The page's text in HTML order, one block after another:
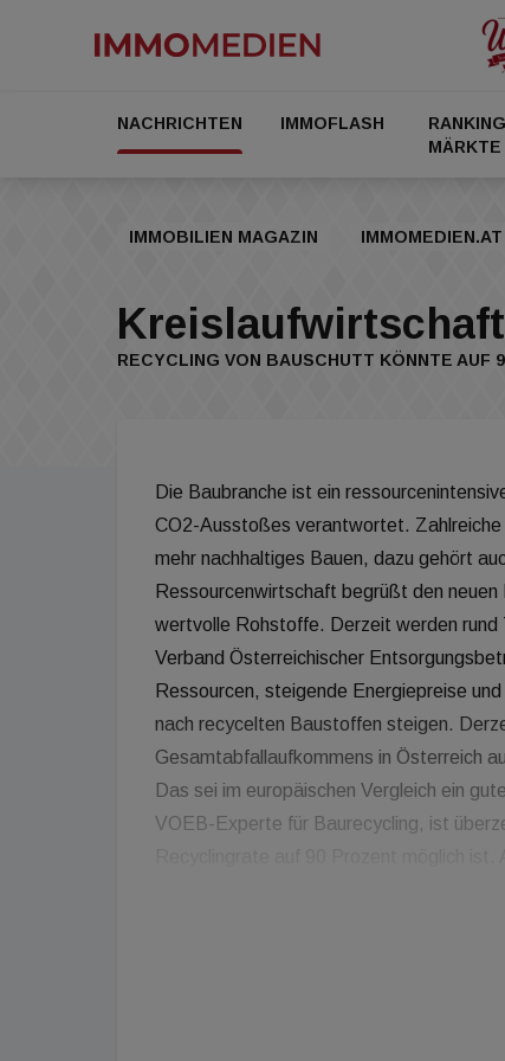
NACHRICHTEN IMMOFLASH
MÄRKTE
IMMOBILIEN MAGAZIN IMMOMEDIEN.AT
RECYCLING VON BAUSCHUTT KÖNNTE AUF
Die Baubranche ist ein
CO2-Ausstoßes verantwortet.
mehr nachhaltiges Bauen, dazu gehört
Ressourcenwirtschaft begrüßt den
wertvolle Rohstoffe. Derzeit werden
Verband Österreichischer
Ressourcen, steigende Energiepreise
nach recycelten Baustoffen steigen.
Gesamtabfallaufkommens in Österreich
Das sei im europäischen Vergleich ein
VOEB-Experte für Baurecycling, ist
diese ein wesentlicher Baustein von
jährlich 70 Prozent bzw. acht Millionen